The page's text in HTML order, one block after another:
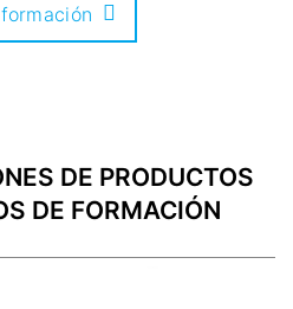
DE PRODUCTOS
DE FORMACIÓN